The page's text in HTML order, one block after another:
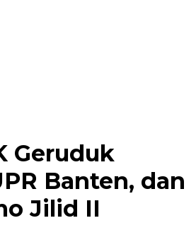
Geruduk
Banten, dan
Jilid II